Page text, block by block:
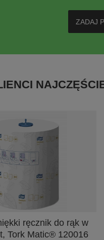
ZADAJ
ręcznik do rąk w
Tork Matic® 120016